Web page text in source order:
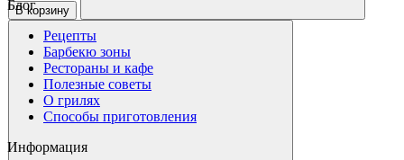
В корзину
Блог
Рецепты
Барбекю зоны
Рестораны и кафе
Полезные советы
О грилях
Способы приготовления
Информация